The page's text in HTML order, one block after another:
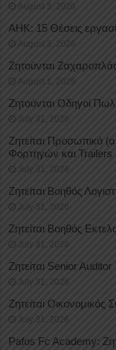
August 3, 2026
ΑΗΚ: 15 Θέσεις
August 3, 2026
Ζητούνται
August 1, 2026
Ζητούνται Οδηγοί
July 31, 2026
Ζητείται Προσωπικό
Φορτηγών και Trailers
July 31, 2026
Ζητείται Βοηθός
July 31, 2026
Ζητείται Βοηθός
July 31, 2026
Ζητείται Senior Auditor
July 31, 2026
Ζητείται Οικονομικός
July 31, 2026
Pafos Fc Academy: